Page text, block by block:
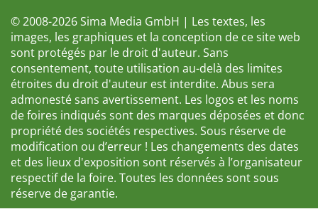
© 2008-2026 Sima Media GmbH | Les textes, les
images, les graphiques et la conception de ce site web
sont protégés par le droit d'auteur. Sans
consentement, toute utilisation au-delà des limites
étroites du droit d'auteur est interdite. Abus sera
admonesté sans avertissement. Les logos et les noms
de foires indiqués sont des marques déposées et donc
propriété des sociétés respectives. Sous réserve de
modification ou d’erreur ! Les changements des dates
et des lieux d'exposition sont réservés à l’organisateur
respectif de la foire. Toutes les données sont sous
réserve de garantie.